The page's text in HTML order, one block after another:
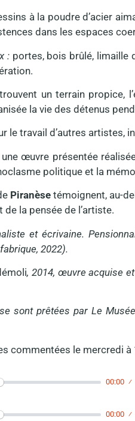
à la poudre d’acier
dans les espaces
: portes, bois brûlé, limaille
un terrain propice,
la vie des détenus
le travail d’autres artistes,
œuvre présentée
politique et la
Piranèsetémoignent, au-
la pensée de l’artiste.
et écrivaine.
2022).
, 2014, œuvre acquise
sont prêtées par Le
commentées le mercredi
00:00
00:00